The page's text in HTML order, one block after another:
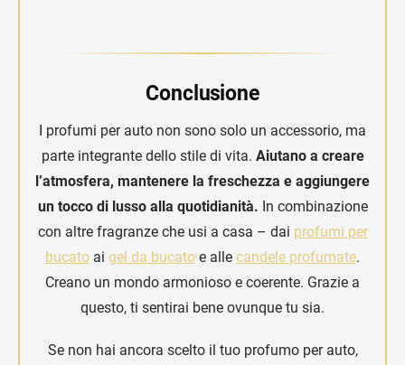
Conclusione
I profumi per auto non sono solo un accessorio, ma
parte integrante dello stile di vita. Aiutano a creare
l’atmosfera, mantenere la freschezza e aggiungere
un tocco di lusso alla quotidianità. In combinazione
con altre fragranze che usi a casa – dai profumi per
bucato ai gel da bucato e alle candele profumate.
Creano un mondo armonioso e coerente. Grazie a
questo, ti sentirai bene ovunque tu sia.
Se non hai ancora scelto il tuo profumo per auto,